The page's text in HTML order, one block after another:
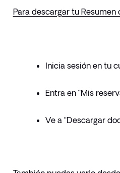
Para descargar tu Resumen
Inicia sesión en tu
Entra en “Mis
Ve a “Descargar